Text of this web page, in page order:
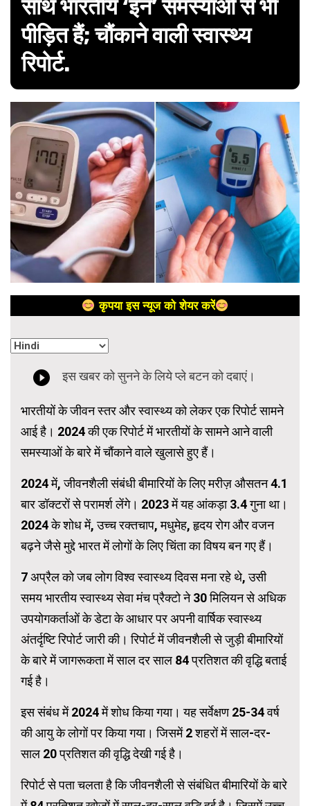
साथ भारतीय ‘इन’ समस्याओं से भी
पीड़ित हैं; चौंकाने वाली स्वास्थ्य
रिपोर्ट.
कृपया इस न्यूज को शेयर करें
भारतीयों के जीवन स्तर और स्वास्थ्य को लेकर एक रिपोर्ट सामने
आई है। 2024 की एक रिपोर्ट में भारतीयों के सामने आने वाली
समस्याओं के बारे में चौंकाने वाले खुलासे हुए हैं।
2024 में, जीवनशैली संबंधी बीमारियों के लिए मरीज़ औसतन 4.1
बार डॉक्टरों से परामर्श लेंगे। 2023 में यह आंकड़ा 3.4 गुना था।
2024 के शोध में, उच्च रक्तचाप, मधुमेह, हृदय रोग और वजन
बढ़ने जैसे मुद्दे भारत में लोगों के लिए चिंता का विषय बन गए हैं।
7 अप्रैल को जब लोग विश्व स्वास्थ्य दिवस मना रहे थे, उसी
समय भारतीय स्वास्थ्य सेवा मंच प्रैक्टो ने 30 मिलियन से अधिक
उपयोगकर्ताओं के डेटा के आधार पर अपनी वार्षिक स्वास्थ्य
अंतर्दृष्टि रिपोर्ट जारी की। रिपोर्ट में जीवनशैली से जुड़ी बीमारियों
के बारे में जागरूकता में साल दर साल 84 प्रतिशत की वृद्धि बताई
गई है।
इस संबंध में 2024 में शोध किया गया। यह सर्वेक्षण 25-34 वर्ष
की आयु के लोगों पर किया गया। जिसमें 2 शहरों में साल-दर-
साल 20 प्रतिशत की वृद्धि देखी गई है।
रिपोर्ट से पता चलता है कि जीवनशैली से संबंधित बीमारियों के बारे